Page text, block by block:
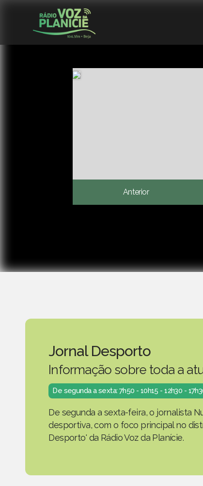
Anterior
Jornal Desporto
Informação sobre toda a
De segunda a sexta: 7h50 - 10h15 - 12h30 -
De segunda a sexta-feira, o jornalista
desportiva, com o foco principal no
Desporto' da Rádio Voz da Planície.